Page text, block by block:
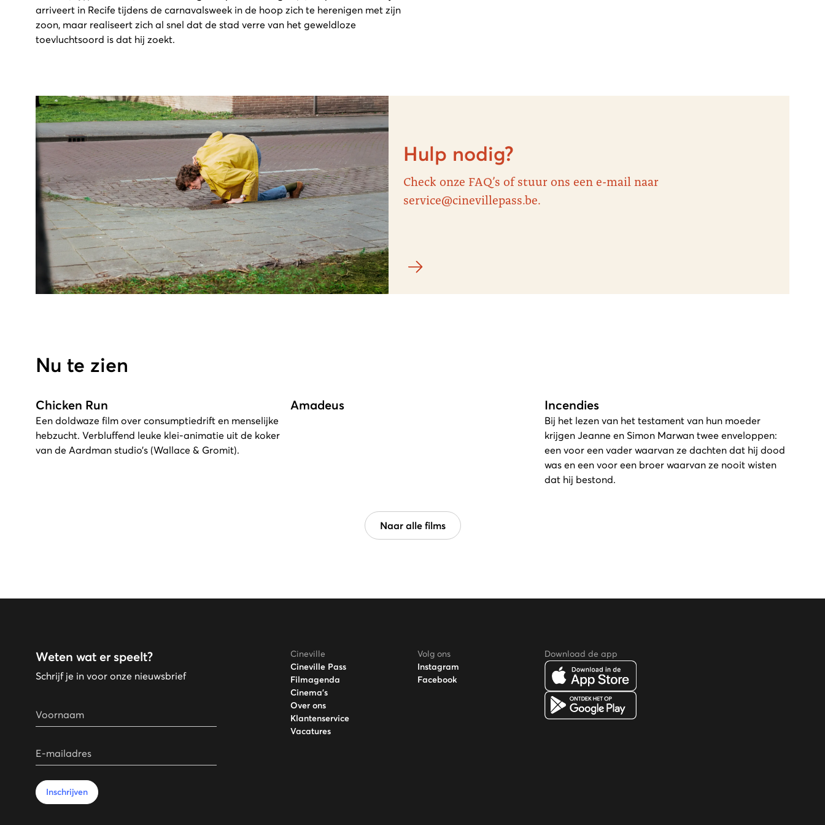
arriveert in Recife tijdens de carnavalsweek in de hoop zich te herenigen met zijn
zoon, maar realiseert zich al snel dat de stad verre van het geweldloze
toevluchtsoord is dat hij zoekt.
Hulp nodig?
Check onze FAQ’s of stuur ons een e-mail naar
service@cinevillepass.be.
Nu te zien
Chicken Run
Een doldwaze film over consumptiedrift en menselijke
hebzucht. Verbluffend leuke klei-animatie uit de koker
van de Aardman studio’s (Wallace & Gromit).
Amadeus Incendies
Bij het lezen van het testament van hun moeder
krijgen Jeanne en Simon Marwan twee enveloppen:
een voor een vader waarvan ze dachten dat hij dood
was en een voor een broer waarvan ze nooit wisten
dat hij bestond.
Naar alle films
Weten wat er speelt?
Schrijf je in voor onze nieuwsbrief
Voornaam
E-mailadres
Inschrijven
Cineville
Cineville Pass
Filmagenda
Cinema's
Over ons
Klantenservice
Vacatures
Volg ons
Instagram
Facebook
Download de app